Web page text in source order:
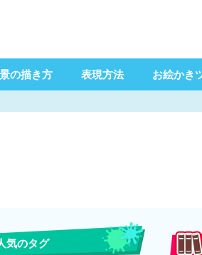
の描き方 表現方法 お絵かき
気のタグ